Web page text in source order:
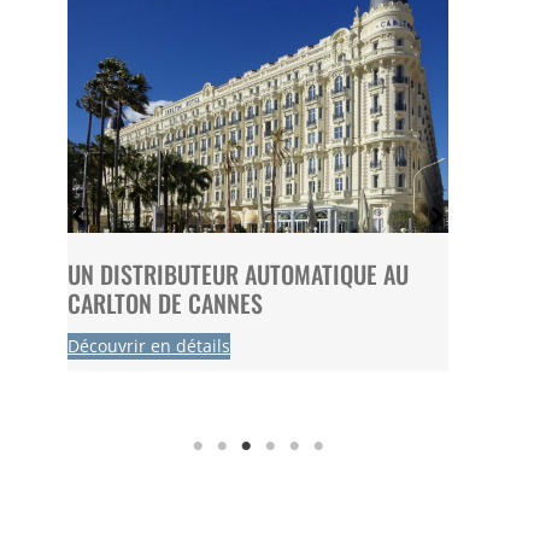
UN DISTRIBUTEUR AUTOMATIQUE AU
CARLTON DE CANNES
Découvrir en détails